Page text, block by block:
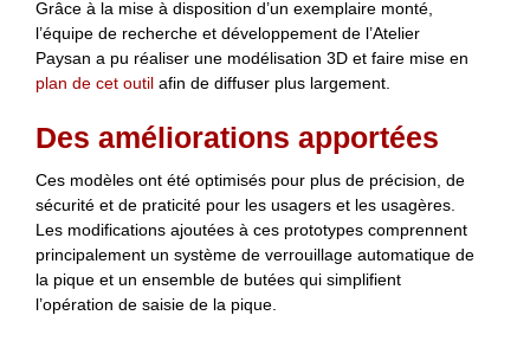
Grâce à la mise à disposition d’un exemplaire monté,
l’équipe de recherche et développement de l’Atelier
Paysan a pu réaliser une modélisation 3D et faire mise en
plan de cet outil afin de diffuser plus largement.
Des améliorations apportées
Ces modèles ont été optimisés pour plus de précision, de
sécurité et de praticité pour les usagers et les usagères.
Les modifications ajoutées à ces prototypes comprennent
principalement un système de verrouillage automatique de
la pique et un ensemble de butées qui simplifient
l’opération de saisie de la pique.